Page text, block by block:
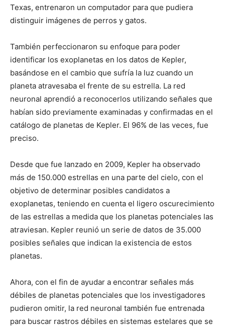
Texas, entrenaron un computador para que pudiera
distinguir imágenes de perros y gatos.
También perfeccionaron su enfoque para poder
identificar los exoplanetas en los datos de Kepler,
basándose en el cambio que sufría la luz cuando un
planeta atravesaba el frente de su estrella. La red
neuronal aprendió a reconocerlos utilizando señales que
habían sido previamente examinadas y confirmadas en el
catálogo de planetas de Kepler. El 96% de las veces, fue
preciso.
Desde que fue lanzado en 2009, Kepler ha observado
más de 150.000 estrellas en una parte del cielo, con el
objetivo de determinar posibles candidatos a
exoplanetas, teniendo en cuenta el ligero oscurecimiento
de las estrellas a medida que los planetas potenciales las
atraviesan. Kepler reunió un serie de datos de 35.000
posibles señales que indican la existencia de estos
planetas.
Ahora, con el fin de ayudar a encontrar señales más
débiles de planetas potenciales que los investigadores
pudieron omitir, la red neuronal también fue entrenada
para buscar rastros débiles en sistemas estelares que se